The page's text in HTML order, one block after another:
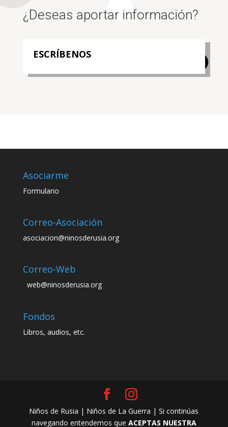
¿Deseas aportar información?
ESCRÍBENOS
Asociarme
Formulario
Correo-Asociación
asociacion@ninosderusia.org
Correo-Web
web@ninosderusia.org
Fondos
Libros, audios, etc.
Niños de Rusia | Niños de La Guerra | Si continúas
navegando entendemos que ACEPTAS NUESTRA